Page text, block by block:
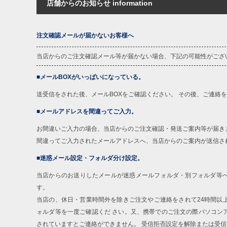
ご注意
備考欄に股下●cmとご記入下さい。（裾
1本5,999円以下の商品は有料（500円+税
尚、裾上げした商品は返品・交換不可と
端なデザインが施されている等)
※【返品交換について】
返品交換希望の方は、商品到着後1週間以
いませ。
店舗からのお知らせ information
注文確認メールが届かないお客様へ
当店からのご注文確認メール等が届かない場合、下記の可能性がござ
■メールBOXがいっぱいになっている。
送受信をされた後、メールBOXをご確認ください。 その後、ご連絡
■メールアドレスを間違ってご入力。
お間違いご入力の場合、当店からのご注文確認・発送ご案内等が届き
間違ってご入力されたメールアドレスへ、当店からのご案内が送信さ
■迷惑メール設定・フォルダ分け設定。
当店からのお送りしたメールが迷惑メールフォルダ・別フォルダ等
す。
当店の、休日・営業時間外を除きご注文やご連絡をされて24時間
ォルダ等を一度ご確認くだ さい。又、携帯でのご注文の際パソコ
されていますとご連絡ができません。 受信拒否設定を解除または受